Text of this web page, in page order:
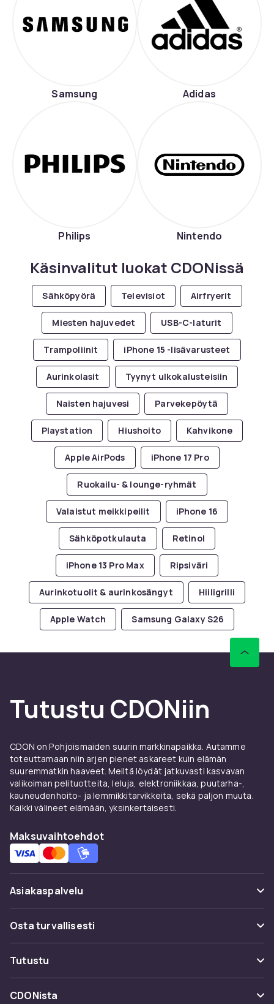
Samsung Adidas
Philips Nintendo
Käsinvalitut luokat CDONissä
Sähköpyörä Televisiot Airfryerit
Miesten hajuvedet USB-C-laturit
Trampoliinit iPhone 15 -lisävarusteet
Aurinkolasit Tyynyt ulkokalusteisiin
Naisten hajuvesi Parvekepöytä
Playstation Hiushoito Kahvikone
Apple AirPods iPhone 17 Pro
Ruokailu- & lounge-ryhmät
Valaistut meikkipeilit iPhone 16
Sähköpotkulauta Retinol
iPhone 13 Pro Max Ripsiväri
Aurinkotuolit & aurinkosängyt Hiiligrilli
Apple Watch Samsung Galaxy S26
Tutustu CDONiin
CDON on Pohjoismaiden suurin markkinapaikka. Autamme
toteuttamaan niin arjen pienet askareet kuin elämän
suuremmatkin haaveet. Meiltä löydät jatkuvasti kasvavan
valikoiman pelituotteita, leluja, elektroniikkaa, puutarha-,
kauneudenhoito- ja lemmikkitarvikkeita, sekä paljon muuta.
Kaikki välineet elämään, yksinkertaisesti.
Maksuvaihtoehdot
Asiakaspalvelu
Usein kysyttyä (UKK)
Seuraa pakettia
Ota yhteyttä
Osta turvallisesti
Maksuvaihtoehdot
Toimitus
Tutustu
Kategoriat
CDONista